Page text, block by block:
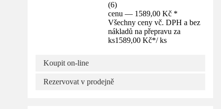
(6)
cenu — 1589,00 Kč *
Všechny ceny vč. DPH a bez
nákladů na přepravu za
ks1589,00 Kč*/ ks
Koupit on-line
Rezervovat v prodejně